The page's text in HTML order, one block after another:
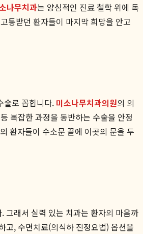
나무치과는 양심적인 진료 철학 위에 독
통받던 환자들이 마지막 희망을 안고
술로 꼽힙니다. 미소나무치과의원의 의
복잡한 과정을 동반하는 수술을 안정
환자들이 수소문 끝에 이곳의 문을 두
그래서 실력 있는 치과는 환자의 마음까
고, 수면치료(의식하 진정요법) 옵션을